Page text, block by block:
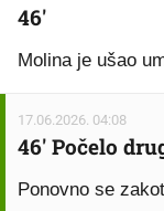
46'
Molina je ušao
17.06.2026. 04:08
46' Počelo
Ponovno se